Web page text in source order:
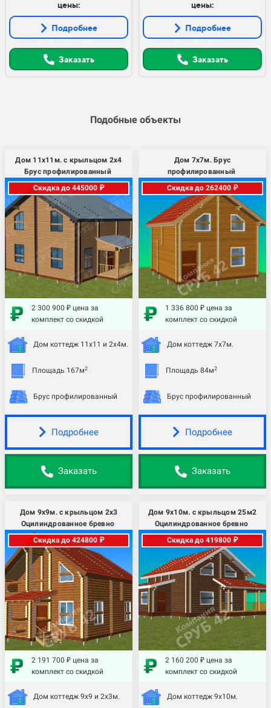
цены:
Подробнее
Заказать
цены:
Подробнее
Заказать
Подобные объекты
Дом 11х11м. с крыльцом 2х4
Брус профилированный
Скидка до 445000 ₽
2 300 900 ₽ цена за
комплект со скидкой
Дом коттедж 11х11 и 2х4м.
Площадь 167м2
Брус профилированный
Подробнее
Заказать
Дом 7х7м. Брус
профилированный
Скидка до 262400 ₽
1 336 800 ₽ цена за
комплект со скидкой
Дом коттедж 7х7м.
Площадь 84м2
Брус профилированный
Подробнее
Заказать
Дом 9х9м. с крыльцом 2х3
Оцилиндрованное бревно
Скидка до 424800 ₽
2 191 700 ₽ цена за
комплект со скидкой
Дом коттедж 9х9 и 2х3м.
Дом 9х10м. с крыльцом 25м2
Оцилиндрованное бревно
Скидка до 419800 ₽
2 160 200 ₽ цена за
комплект со скидкой
Дом коттедж 9х10м.